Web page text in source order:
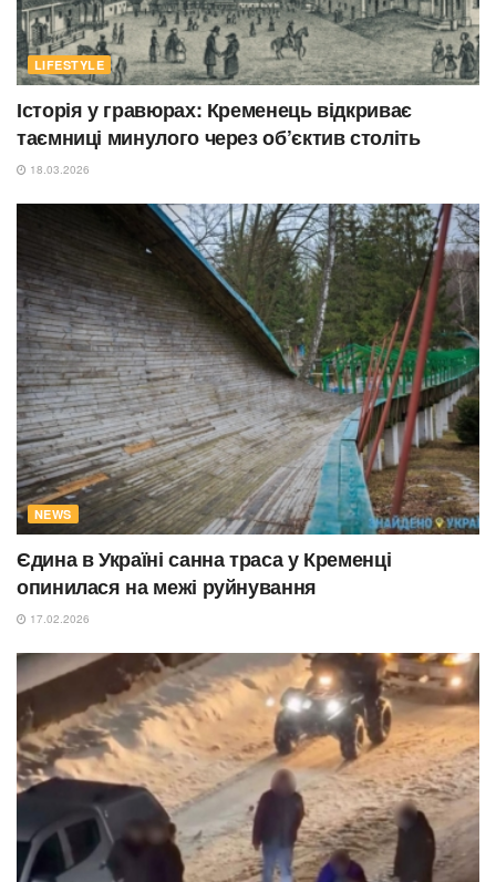
LIFESTYLE
Історія у гравюрах: Кременець відкриває
таємниці минулого через об’єктив століть
18.03.2026
NEWS
Єдина в Україні санна траса у Кременці
опинилася на межі руйнування
17.02.2026